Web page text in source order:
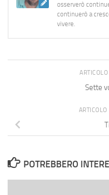
osserverò
continuerò a
vivere.
Sette
POTREBBERO